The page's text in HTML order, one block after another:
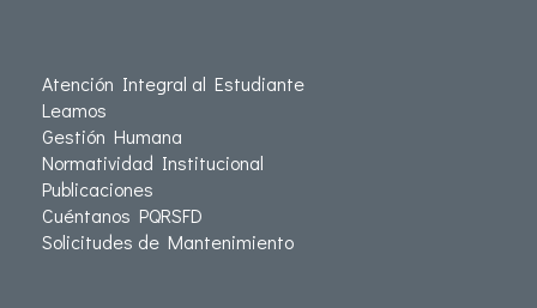
Atención Integral al Estudiante
Leamos
Gestión Humana
Normatividad Institucional
Publicaciones
Cuéntanos PQRSFD
Solicitudes de Mantenimiento